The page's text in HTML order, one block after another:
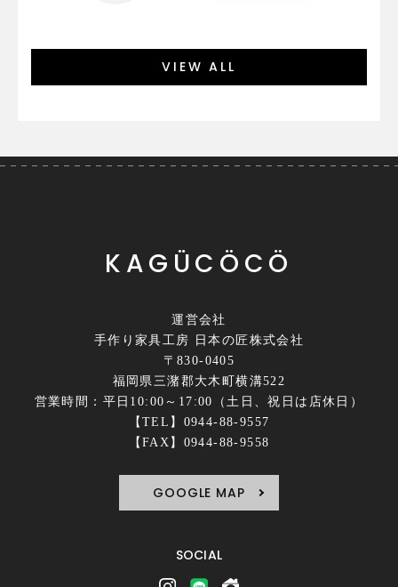
VIEW ALL
KAGÜCÖCÖ
運営会社
手作り家具工房 日本の匠株式会社
〒830-0405
福岡県三潴郡大木町横溝522
営業時間：平日10:00～17:00（土日、祝日は店休日）
【TEL】0944-88-9557
【FAX】0944-88-9558
GOOGLE MAP
SOCIAL